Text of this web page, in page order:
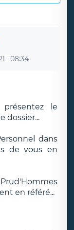
08:34
le
dossier...
dans
de vous en
en référé...